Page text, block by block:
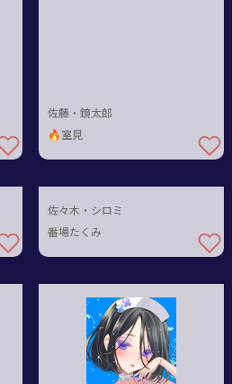
佐藤・鏡太郎
🔥室見
佐々木・シロミ
番場たくみ